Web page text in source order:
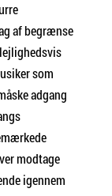
af begrænse
som
adgang
modtage
igennem